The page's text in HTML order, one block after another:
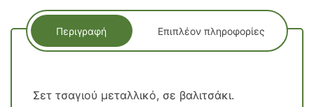
Περιγραφή Επιπλέον πληροφορίες
Σετ τσαγιού μεταλλικό, σε βαλιτσάκι.